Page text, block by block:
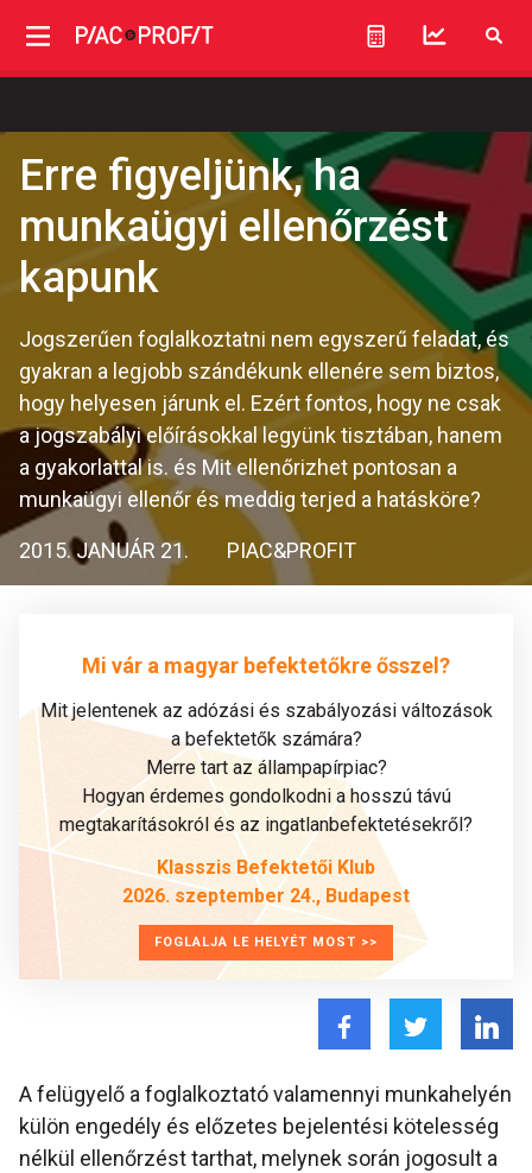
Erre figyeljünk, ha
munkaügyi ellenőrzést
kapunk
Jogszerűen foglalkoztatni nem egyszerű feladat, és
gyakran a legjobb szándékunk ellenére sem biztos,
hogy helyesen járunk el. Ezért fontos, hogy ne csak
a jogszabályi előírásokkal legyünk tisztában, hanem
a gyakorlattal is. és Mit ellenőrizhet pontosan a
munkaügyi ellenőr és meddig terjed a hatásköre?
2015. JANUÁR 21. PIAC&PROFIT
Mi vár a magyar befektetőkre ősszel?
Mit jelentenek az adózási és szabályozási változások
a befektetők számára?
Merre tart az állampapírpiac?
Hogyan érdemes gondolkodni a hosszú távú
megtakarításokról és az ingatlanbefektetésekről?
Klasszis Befektetői Klub
2026. szeptember 24., Budapest
FOGLALJA LE HELYÉT MOST >>
A felügyelő a foglalkoztató valamennyi munkahelyén
külön engedély és előzetes bejelentési kötelesség
nélkül ellenőrzést tarthat, melynek során jogosult a